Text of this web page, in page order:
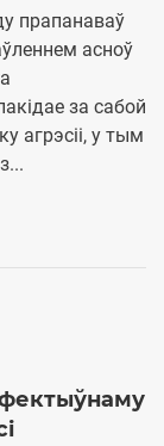
прапанаваў
асноў
за сабой
агрэсіі, у тым